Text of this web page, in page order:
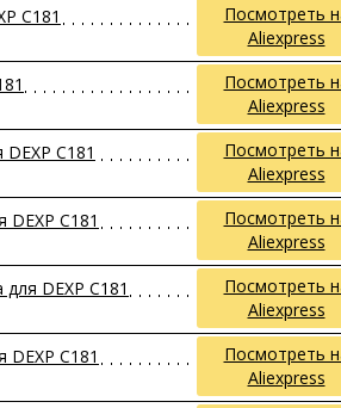
C181
Посмотреть
Aliexpress
Посмотреть
Aliexpress
C181
Посмотреть
Aliexpress
C181
Посмотреть
Aliexpress
DEXP C181
Посмотреть
Aliexpress
C181
Посмотреть
Aliexpress